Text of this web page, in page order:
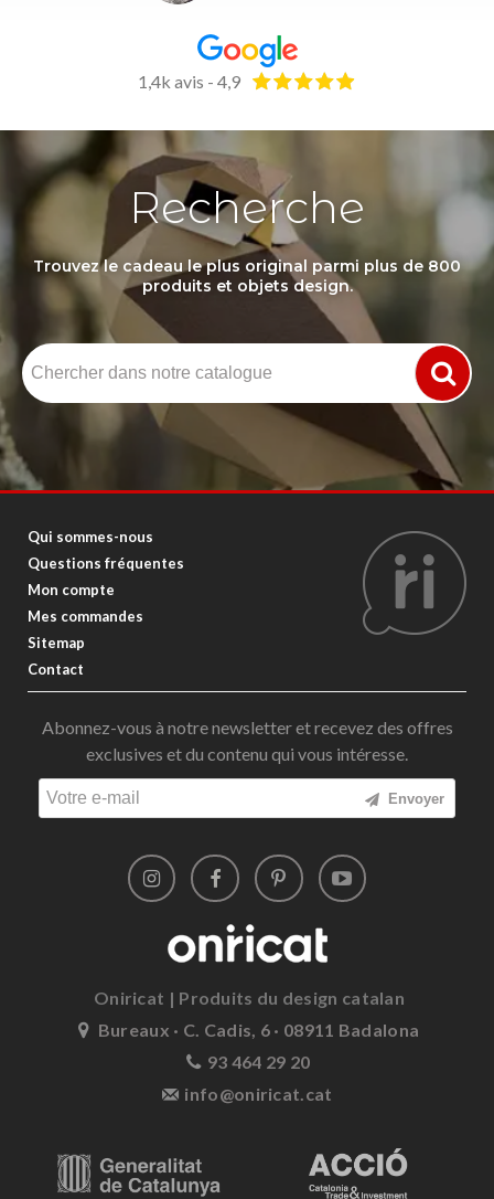
1,4k avis - 4,9
Recherche
Trouvez le cadeau le plus original parmi plus de 800
produits et objets design.
Qui sommes-nous
Questions fréquentes
Mon compte
Mes commandes
Sitemap
Contact
Abonnez-vous à notre newsletter et recevez des offres
exclusives et du contenu qui vous intéresse.
Envoyer
Oniricat | Produits du design catalan
Bureaux · C. Cadis, 6 · 08911 Badalona
93 464 29 20
info@oniricat.cat